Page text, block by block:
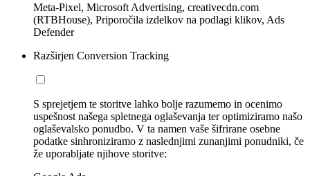
Meta-Pixel, Microsoft Advertising, creativecdn.com
(RTBHouse), Priporočila izdelkov na podlagi klikov, Ads
Defender
Razširjen Conversion Tracking
S sprejetjem te storitve lahko bolje razumemo in ocenimo
uspešnost našega spletnega oglaševanja ter optimiziramo našo
oglaševalsko ponudbo. V ta namen vaše šifrirane osebne
podatke sinhroniziramo z naslednjimi zunanjimi ponudniki, če
že uporabljate njihove storitve: